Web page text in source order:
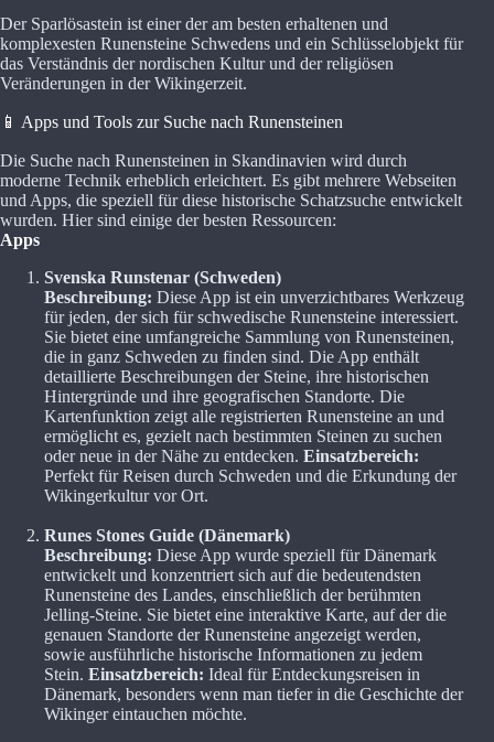
Der Sparlösastein ist einer der am besten erhaltenen und
komplexesten Runensteine Schwedens und ein Schlüsselobjekt für
das Verständnis der nordischen Kultur und der religiösen
Veränderungen in der Wikingerzeit.
📱 Apps und Tools zur Suche nach Runensteinen
Die Suche nach Runensteinen in Skandinavien wird durch
moderne Technik erheblich erleichtert. Es gibt mehrere Webseiten
und Apps, die speziell für diese historische Schatzsuche entwickelt
wurden. Hier sind einige der besten Ressourcen:
Apps
Svenska Runstenar (Schweden)
Beschreibung: Diese App ist ein unverzichtbares Werkzeug
für jeden, der sich für schwedische Runensteine interessiert.
Sie bietet eine umfangreiche Sammlung von Runensteinen,
die in ganz Schweden zu finden sind. Die App enthält
detaillierte Beschreibungen der Steine, ihre historischen
Hintergründe und ihre geografischen Standorte. Die
Kartenfunktion zeigt alle registrierten Runensteine an und
ermöglicht es, gezielt nach bestimmten Steinen zu suchen
oder neue in der Nähe zu entdecken. Einsatzbereich:
Perfekt für Reisen durch Schweden und die Erkundung der
Wikingerkultur vor Ort.
Runes Stones Guide (Dänemark)
Beschreibung: Diese App wurde speziell für Dänemark
entwickelt und konzentriert sich auf die bedeutendsten
Runensteine des Landes, einschließlich der berühmten
Jelling-Steine. Sie bietet eine interaktive Karte, auf der die
genauen Standorte der Runensteine angezeigt werden,
sowie ausführliche historische Informationen zu jedem
Stein. Einsatzbereich: Ideal für Entdeckungsreisen in
Dänemark, besonders wenn man tiefer in die Geschichte der
Wikinger eintauchen möchte.